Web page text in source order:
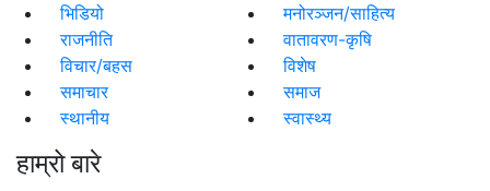
भिडियो
मनोरञ्जन/साहित्य
राजनीति
वातावरण-कृषि
विचार/बहस
विशेष
समाचार
समाज
स्थानीय
स्वास्थ्य
हाम्रो बारे